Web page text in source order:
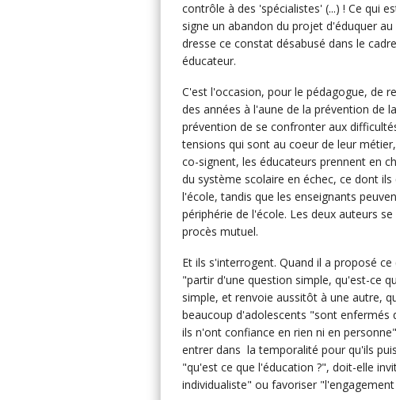
contrôle à des 'spécialistes' (...) ! Ce qui
signe un abandon du projet d'éduquer
dresse ce constat désabusé dans le
éducateur.
C'est l'occasion, pour le pédagogue, de
des années à l'aune de la prévention de
prévention de se confronter aux
tensions qui sont au coeur de leur
co-signent, les éducateurs prennent en
du système scolaire en échec, ce dont
l'école, tandis que les enseignants
périphérie de l'école. Les deux auteurs
procès mutuel.
Et ils s'interrogent. Quand il a proposé
"partir d'une question simple, qu'est-ce
simple, et renvoie aussitôt à une autre,
beaucoup d'adolescents "sont enfermés
ils n'ont confiance en rien ni en
entrer dans la temporalité pour qu'ils
"qu'est ce que l'éducation ?", doit-elle
individualiste" ou favoriser